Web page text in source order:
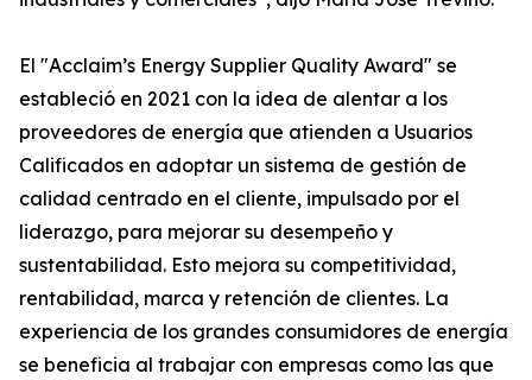
El "Acclaim’s Energy Supplier Quality Award" se
estableció en 2021 con la idea de alentar a los
proveedores de energía que atienden a Usuarios
Calificados en adoptar un sistema de gestión de
calidad centrado en el cliente, impulsado por el
liderazgo, para mejorar su desempeño y
sustentabilidad. Esto mejora su competitividad,
rentabilidad, marca y retención de clientes. La
experiencia de los grandes consumidores de energía
se beneficia al trabajar con empresas como las que